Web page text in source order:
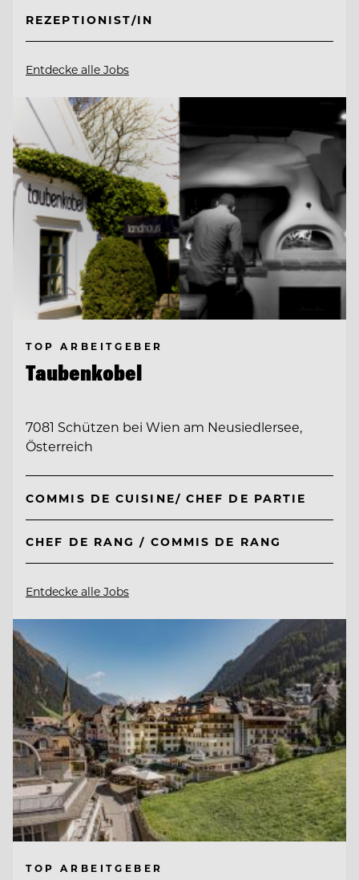
REZEPTIONIST/IN
Entdecke alle Jobs
TOP ARBEITGEBER
Taubenkobel
7081 Schützen bei Wien am Neusiedlersee,
Österreich
COMMIS DE CUISINE/ CHEF DE PARTIE
CHEF DE RANG / COMMIS DE RANG
Entdecke alle Jobs
TOP ARBEITGEBER